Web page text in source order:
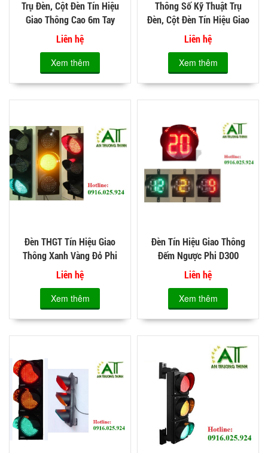
Trụ Đèn, Cột Đèn Tín Hiệu
Giao Thông Cao 6m Tay
Vươn 3m 4m 5m 6m
Liên hệ
Xem thêm
Thông Số Kỹ Thuật Trụ
Đèn, Cột Đèn Tín Hiệu Giao
Thông 6m Vươn 3m 5m
Liên hệ
Xem thêm
Đèn THGT Tín Hiệu Giao
Thông Xanh Vàng Đỏ Phi
D200
Liên hệ
Xem thêm
Đèn Tín Hiệu Giao Thông
Đếm Ngược Phi D300
THGT
Liên hệ
Xem thêm